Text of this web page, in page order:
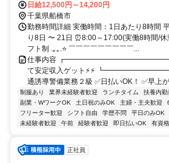
日給12,500円～14,200円
千葉県船橋市
勤務時間詳細 実働時間：1日あたり8時間
り8日 〜 21日 ⏰8:00～17:00(実働8時間/休
フト制 .｡｡.⭐ ￣￣￣￣￣￣￣￣￣...
仕事内容
て安定収入ゲット⚡⚡
通誘導警備業務２級 ✅日払いOK！ ✅早上
制服あり 業界未経験者歓迎 ランチタイム 扶養内勤
副業・WワークOK
土日祝のみOK 主婦・主夫歓迎
フリーター歓迎
シフト自由 学歴不問 平日のみOK
未経験者歓迎
午前 経験者歓迎 即日払いOK 有資
正社員